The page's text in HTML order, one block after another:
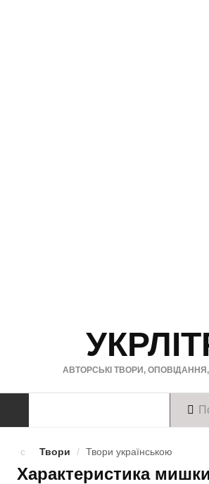
АВТОРСЬКІ ТВОРИ, ОПОВІДАННЯ,
Твори українською
Твори / Твори українською
Характеристика